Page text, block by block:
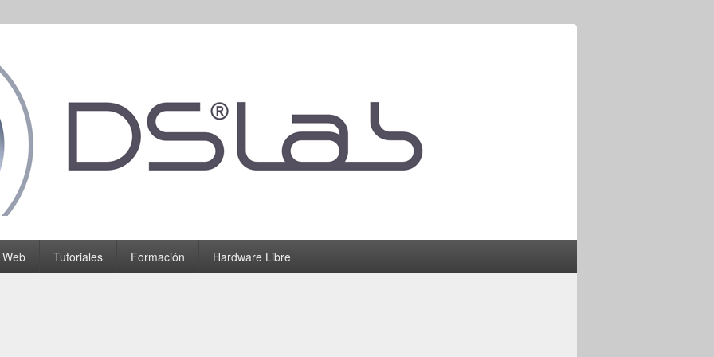
Tutoriales Formación Hardware Libre